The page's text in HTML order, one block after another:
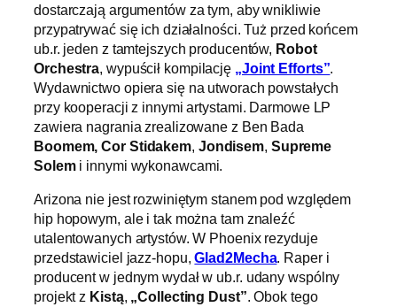
dostarczają argumentów za tym, aby wnikliwie
przypatrywać się ich działalności. Tuż przed końcem
ub.r. jeden z tamtejszych producentów, Robot
Orchestra, wypuścił kompilację „Joint Efforts”.
Wydawnictwo opiera się na utworach powstałych
przy kooperacji z innymi artystami. Darmowe LP
zawiera nagrania zrealizowane z Ben Bada
Boomem, Cor Stidakem, Jondisem, Supreme
Solemi innymi wykonawcami.
Arizona nie jest rozwiniętym stanem pod względem
hip hopowym, ale i tak można tam znaleźć
utalentowanych artystów. W Phoenix rezyduje
przedstawiciel jazz-hopu,Glad2Mecha. Raper i
producent w jednym wydał w ub.r. udany wspólny
projekt z Kistą, „Collecting Dust”. Obok tego